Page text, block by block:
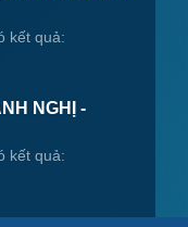
kết quả:
NGHỊ -
kết quả: